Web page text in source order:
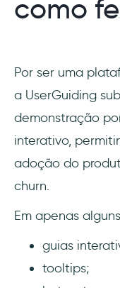
como
Por ser uma
a UserGuiding
demonstração
interativo,
adoção do
churn.
Em apenas
guias
tooltips;